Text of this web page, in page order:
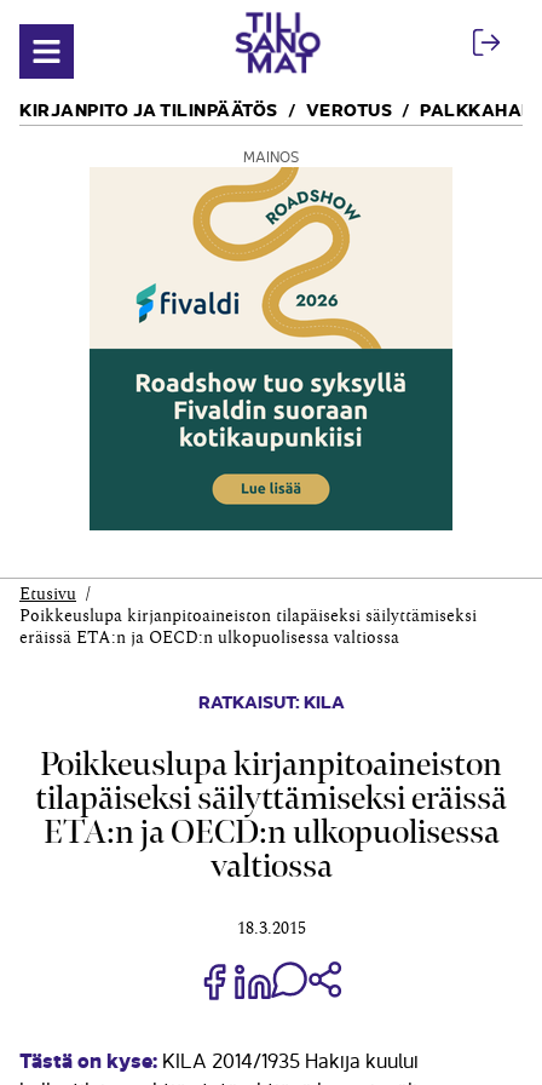
Avaa valikko
KIRJANPITO JA TILINPÄÄTÖS VEROTUS
MAINOS
Etusivu
Poikkeuslupa kirjanpitoaineiston tilapäiseksi säilyttämiseksi
eräissä ETA:n ja OECD:n ulkopuolisessa valtiossa
RATKAISUT: KILA
Poikkeuslupa kirjanpitoaineiston
tilapäiseksi säilyttämiseksi eräissä
ETA:n ja OECD:n ulkopuolisessa
valtiossa
18.3.2015
Jaa Share on Facebook
Jaa Share on LinkedIn
Jaa WhatsApp-viestinä
Tästä on kyse: KILA 2014/1935 Hakija kuului